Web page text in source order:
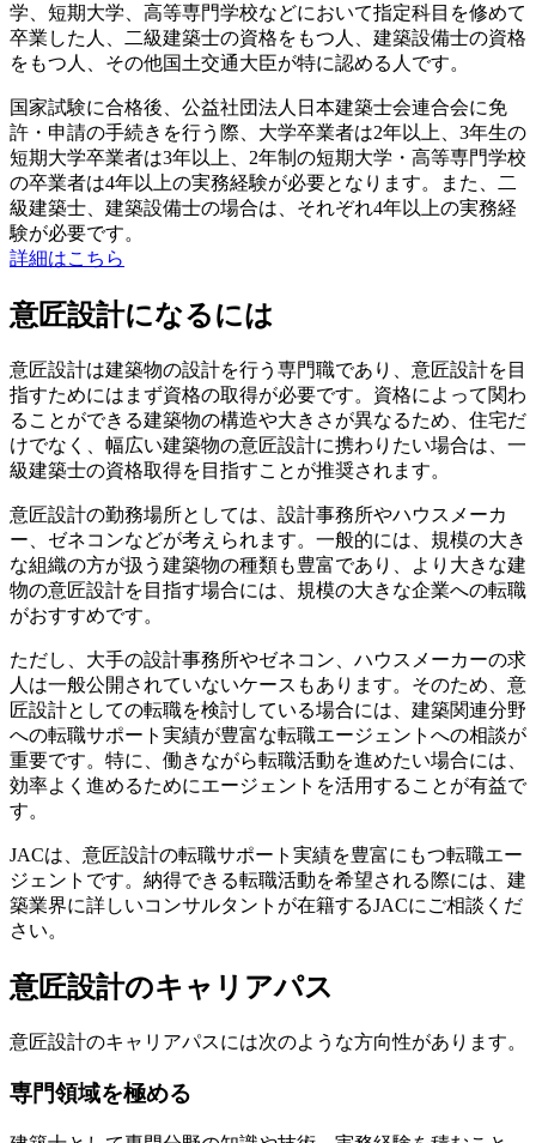
学、短期大学、高等専門学校などにおいて指定科目を修めて
卒業した人、二級建築士の資格をもつ人、建築設備士の資格
をもつ人、その他国土交通大臣が特に認める人です。
国家試験に合格後、公益社団法人日本建築士会連合会に免
許・申請の手続きを行う際、大学卒業者は2年以上、3年生の
短期大学卒業者は3年以上、2年制の短期大学・高等専門学校
の卒業者は4年以上の実務経験が必要となります。また、二
級建築士、建築設備士の場合は、それぞれ4年以上の実務経
験が必要です。
詳細はこちら
意匠設計になるには
意匠設計は建築物の設計を行う専門職であり、意匠設計を目
指すためにはまず資格の取得が必要です。資格によって関わ
ることができる建築物の構造や大きさが異なるため、住宅だ
けでなく、幅広い建築物の意匠設計に携わりたい場合は、一
級建築士の資格取得を目指すことが推奨されます。
意匠設計の勤務場所としては、設計事務所やハウスメーカ
ー、ゼネコンなどが考えられます。一般的には、規模の大き
な組織の方が扱う建築物の種類も豊富であり、より大きな建
物の意匠設計を目指す場合には、規模の大きな企業への転職
がおすすめです。
ただし、大手の設計事務所やゼネコン、ハウスメーカーの求
人は一般公開されていないケースもあります。そのため、意
匠設計としての転職を検討している場合には、建築関連分野
への転職サポート実績が豊富な転職エージェントへの相談が
重要です。特に、働きながら転職活動を進めたい場合には、
効率よく進めるためにエージェントを活用することが有益で
す。
JACは、意匠設計の転職サポート実績を豊富にもつ転職エー
ジェントです。納得できる転職活動を希望される際には、建
築業界に詳しいコンサルタントが在籍するJACにご相談くだ
さい。
意匠設計のキャリアパス
意匠設計のキャリアパスには次のような方向性があります。
専門領域を極める